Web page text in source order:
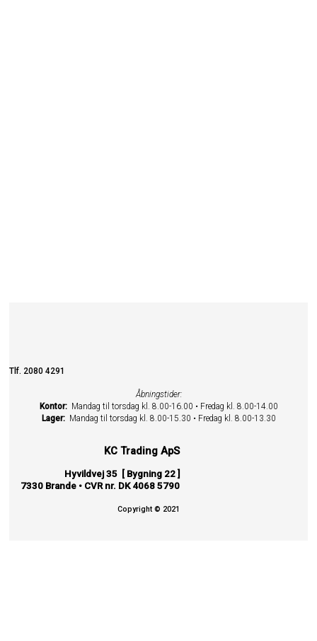
Tlf. 2080 4291
Åbningstider:
Kontor: Mandag til torsdag kl. 8.00-16.00 • Fredag kl. 8.00-14.00
Lager:Mandag til torsdag kl. 8.00-15.30 • Fredag kl. 8.00-13.30
KC Trading ApS
Hyvildvej 35 [ Bygning 22 ]
7330 Brande • CVR nr. DK 4068 5790
Copyright © 2021